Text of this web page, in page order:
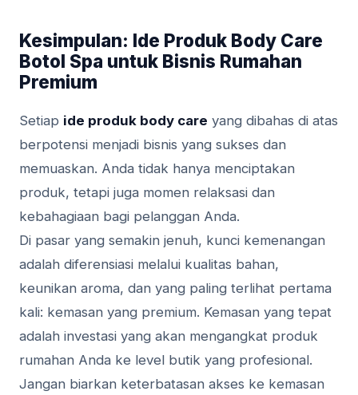
Kesimpulan: Ide Produk Body Care
Botol Spa untuk Bisnis Rumahan
Premium
Setiap ide produk body care yang dibahas di atas
berpotensi menjadi bisnis yang sukses dan
memuaskan. Anda tidak hanya menciptakan
produk, tetapi juga momen relaksasi dan
kebahagiaan bagi pelanggan Anda.
Di pasar yang semakin jenuh, kunci kemenangan
adalah diferensiasi melalui kualitas bahan,
keunikan aroma, dan yang paling terlihat pertama
kali: kemasan yang premium. Kemasan yang tepat
adalah investasi yang akan mengangkat produk
rumahan Anda ke level butik yang profesional.
Jangan biarkan keterbatasan akses ke kemasan